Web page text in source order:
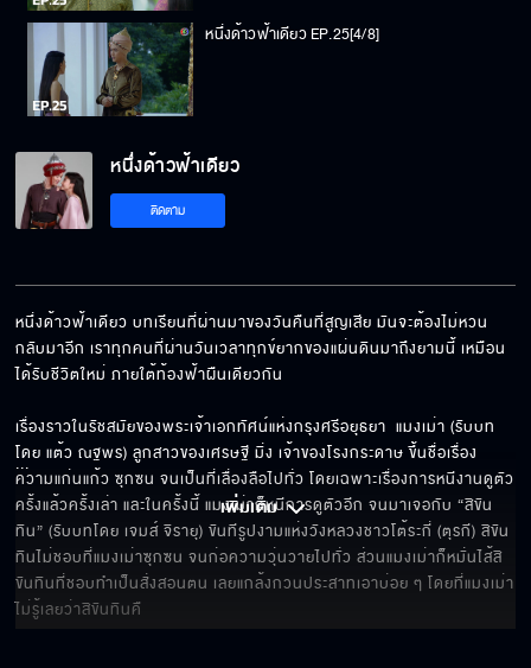
หนึ่งด้าวฟ้าเดียว EP.25[4/8]
หนึ่งด้าวฟ้าเดียว EP.25[7/8]
หนึ่งด้าวฟ้าเดียว EP.25[8/8]
หนึ่งด้าวฟ้าเดียว
ติดตาม
หนึ่งด้าวฟ้าเดียว บทเรียนที่ผ่านมาของวันคืนที่สูญเสีย มันจะต้องไม่หวน
กลับมาอีก เราทุกคนที่ผ่านวันเวลาทุกข์ยากของแผ่นดินมาถึงยามนี้ เหมือน
ได้รับชีวิตใหม่ ภายใต้ท้องฟ้าผืนเดียวกัน
เรื่องราวในรัชสมัยของพระเจ้าเอกทัศน์แห่งกรุงศรีอยุธยา  แมงเม่า (รับบท
โดย แต้ว ณฐพร) ลูกสาวของเศรษฐี มิ่ง เจ้าของโรงกระดาษ ขึ้นชื่อเรื่อง
ความแก่นแก้ว ซุกซน จนเป็นที่เลื่องลือไปทั่ว โดยเฉพาะเรื่องการหนีงานดูตัว
ครั้งแล้วครั้งเล่า และในครั้งนี้ แมงเม่าก็หนีการดูตัวอีก จนมาเจอกับ “สิขัน
ทิน” (รับบทโดย เจมส์ จิรายุ) ขันทีรูปงามแห่งวังหลวงชาวโต้ระกี่ (ตุรกี) สิขัน
ทินไม่ชอบที่แมงเม่าซุกซน จนก่อความวุ่นวายไปทั่ว ส่วนแมงเม่าก็หมั่นไส้สิ
ขันทินที่ชอบทำเป็นสั่งสอนตน เลยแกล้งกวนประสาทเอาบ่อย ๆ โดยที่แมงเม่า
ไม่รู้เลยว่าสิขันทินคื
...
เพิ่มเติม